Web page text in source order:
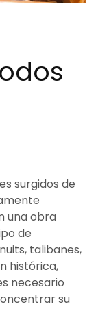
surgidos de
una obra
de
talibanes,
histórica,
necesario
su